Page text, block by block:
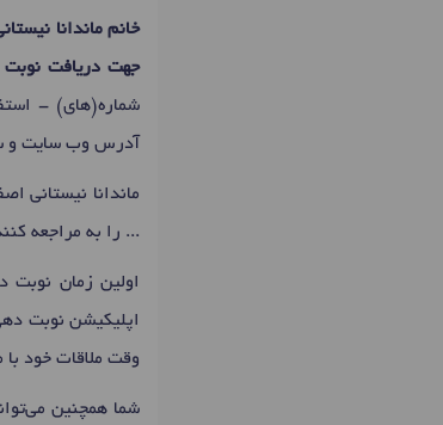
خانم ماندانا
جهت دریافت نوبت
شماره(های) -
آدرس وب سایت و
ماندانا نیستانی
... را به مراجعه
اولین زمان نوبت
اپلیکیشن نوبت
وقت ملاقات خود با
شما همچنین